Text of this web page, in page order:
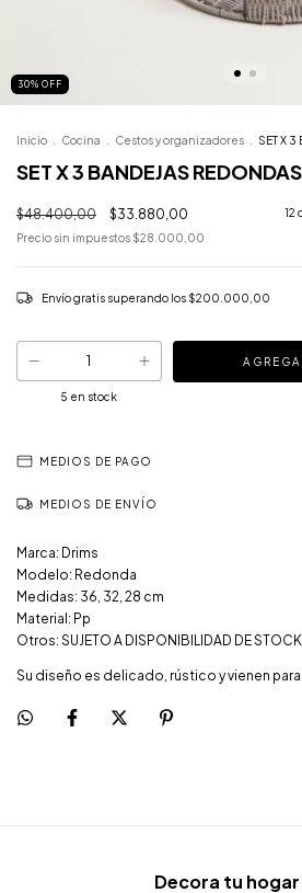
30% OFF
Inicio Cocina Cestos y organizadores SET X 3
SET X 3 BANDEJAS REDONDAS
$48.400,00 $33.880,00 12
Precio sin impuestos $28.000,00
Envío gratis superando los $200.000,00
5 en stock
MEDIOS DE PAGO
MEDIOS DE ENVÍO
Marca: Drims
Modelo: Redonda
Medidas: 36, 32, 28 cm
Material: Pp
Otros: SUJETO A DISPONIBILIDAD DE
Su diseño es delicado, rústico y vienen para
Decora tu